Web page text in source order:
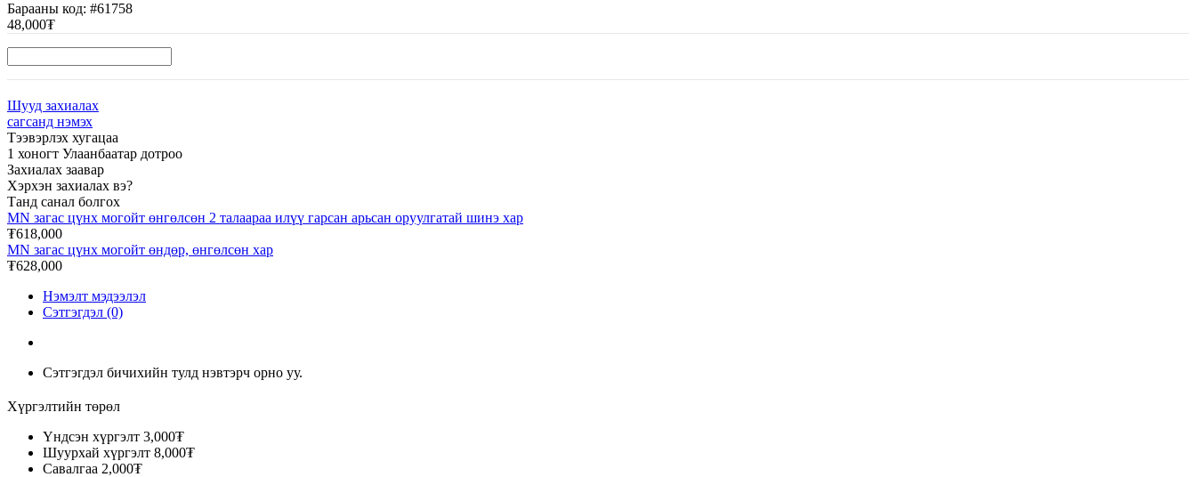
Барааны код: #61758
48,000₮
Шууд захиалах
сагсанд нэмэх
Тээвэрлэх хугацаа
1 хоногт Улаанбаатар дотроо
Захиалах заавар
Хэрхэн захиалах вэ?
Танд санал болгох
MN загас цүнх могойт өнгөлсөн 2 талаараа илүү гарсан арьсан оруулгатай шинэ хар
₮618,000
MN загас цүнх могойт өндөр, өнгөлсөн хар
₮628,000
Нэмэлт мэдээлэл
Сэтгэгдэл (0)
Сэтгэгдэл бичихийн тулд нэвтэрч орно уу.
Хүргэлтийн төрөл
Үндсэн хүргэлт 3,000₮
Шуурхай хүргэлт 8,000₮
Савалгаа 2,000₮